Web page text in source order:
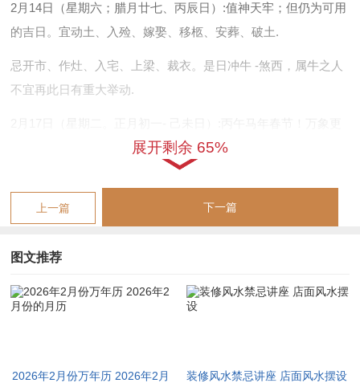
2月14日（星期六；腊月廿七、丙辰日） :值神天牢；但仍为可用
的吉日。宜动土、入殓、嫁娶、移柩、安葬、破土.
忌开市、作灶、入宅、上梁、裁衣。是日冲牛 -煞西，属牛之人
不宜再此日有重大举动.
新.此日干支己未 - 日五行天上火。
忌诸事不宜？
开光、祈福、求嗣、出行、开市、交易、立券、动土、纳财、掘
井、会亲友.
2月26日（星期四 -正月初十，戊辰日）:值神玉堂;黄道吉日，主
展开剩余 65%
上一篇 下一篇
图文推荐
2026年2月份万年历 2026年2月
装修风水禁忌讲座 店面风水摆设